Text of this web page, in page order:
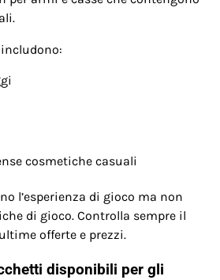
cosmetiche casuali
l’esperienza di gioco ma non
di gioco. Controlla sempre il
offerte e prezzi.
disponibili per gli